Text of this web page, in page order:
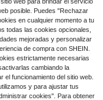
posible. Puedes "Rechazar
en cualquier momento a tu
todas las cookies opcionales,
mejoradas y personalizar
de compra con SHEIN.
estrictamente necesarias
cambiando la
el funcionamiento del sitio web.
y para ajustar tus
cookies". Para obtener